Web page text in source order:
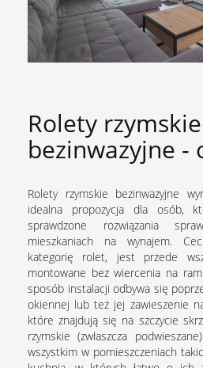
Rolety rzymskie
bezinwazyjne -
Rolety rzymskie bezinwazyjne
idealna propozycja dla osób,
sprawdzone rozwiązania
mieszkaniach na wynajem.
kategorię rolet, jest przede
montowane bez wiercenia na
sposób instalacji odbywa się
okiennej lub też jej zawieszenie
które znajdują się na szczycie
rzymskie (zwłaszcza
wszystkim w pomieszczeniach